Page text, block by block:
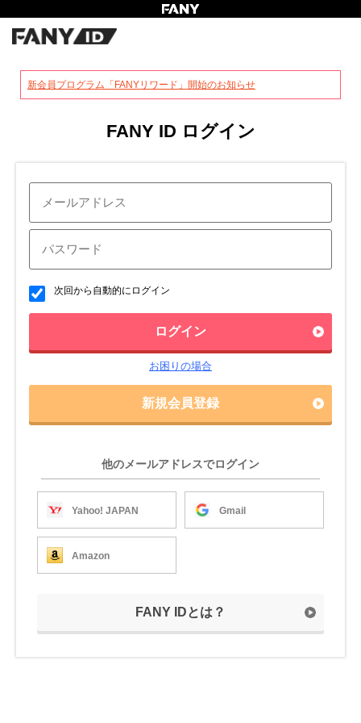
新会員プログラム「FANYリワード」開始のお知らせ
FANY ID ログイン
次回から自動的にログイン
ログイン
お困りの場合
新規会員登録
他のメールアドレスでログイン
Yahoo! JAPAN Gmail
Amazon
FANY IDとは？